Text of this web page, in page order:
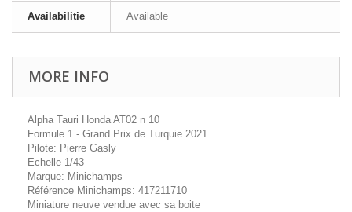
Availabilitie Available
MORE INFO
Alpha Tauri Honda AT02 n 10
Formule 1 - Grand Prix de Turquie 2021
Pilote: Pierre Gasly
Echelle 1/43
Marque: Minichamps
Référence Minichamps: 417211710
Miniature neuve vendue avec sa boite